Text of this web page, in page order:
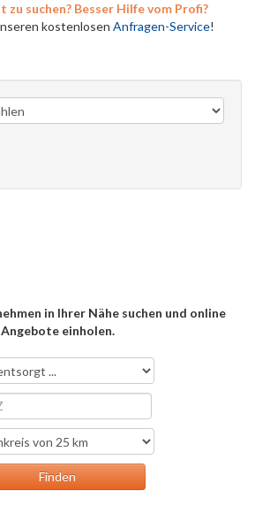
zu suchen? Besser Hilfe vom Profi?
kostenlosen Anfragen-Service!
in Ihrer Nähe suchen und online
Angebote einholen.